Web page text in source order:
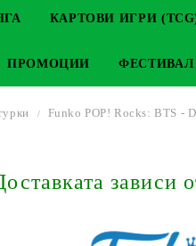
GI-OH! TCG
NOVEL
КАРТОВИ ИГРИ
ФИГУРКИ
ПРОМОЦИИ
Funko POP! Rocks: BTS -
зависи